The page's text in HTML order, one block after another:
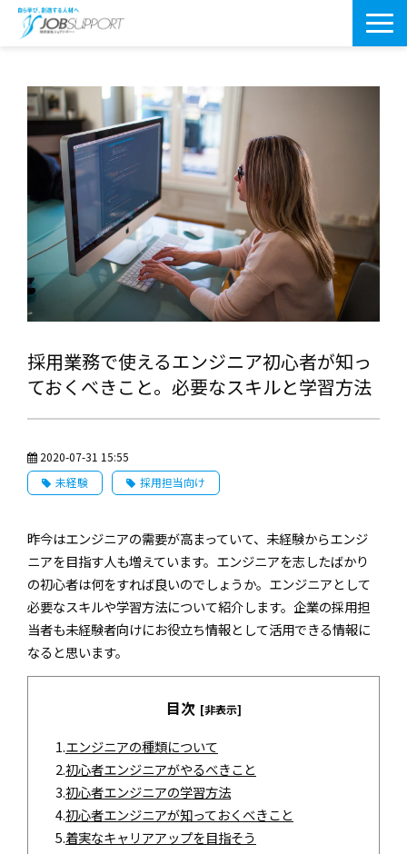
よくあるご質問
導入事例
お役立ちブログ
会社案内・アクセス
採用業務で使えるエンジニア初心者が知っ
ておくべきこと。必要なスキルと学習方法
2020-07-31 15:55
未経験
採用担当向け
昨今はエンジニアの需要が高まっていて、未経験からエンジ
ニアを目指す人も増えています。エンジニアを志したばかり
の初心者は何をすれば良いのでしょうか。エンジニアとして
必要なスキルや学習方法について紹介します。企業の採用担
当者も未経験者向けにお役立ち情報として活用できる情報に
なると思います。
目次 [非表示]
1.エンジニアの種類について
2.初心者エンジニアがやるべきこと
3.初心者エンジニアの学習方法
4.初心者エンジニアが知っておくべきこと
5.着実なキャリアアップを目指そう